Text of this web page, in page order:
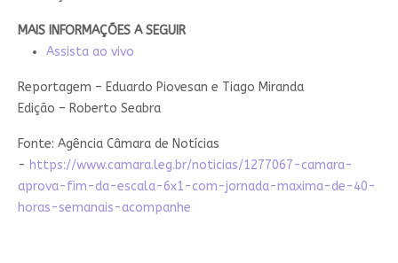
MAIS INFORMAÇÕES A SEGUIR
Assista ao vivo
Reportagem – Eduardo Piovesan e Tiago Miranda
Edição – Roberto Seabra
Fonte: Agência Câmara de Notícias
- https://www.camara.leg.br/noticias/1277067-camara-
aprova-fim-da-escala-6x1-com-jornada-maxima-de-40-
horas-semanais-acompanhe